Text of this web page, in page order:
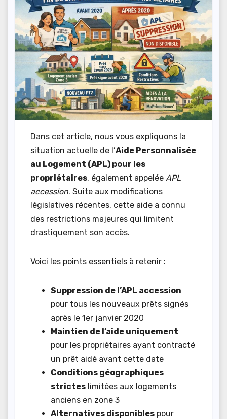
Dans cet article, nous vous expliquons la
situation actuelle de l’Aide Personnalisée
au Logement (APL) pour les
propriétaires, également appelée APL
accession. Suite aux modifications
législatives récentes, cette aide a connu
des restrictions majeures qui limitent
drastiquement son accès.
Voici les points essentiels à retenir :
Suppression de l’APL accession
pour tous les nouveaux prêts signés
après le 1er janvier 2020
Maintien de l’aide uniquement
pour les propriétaires ayant contracté
un prêt aidé avant cette date
Conditions géographiques
strictes limitées aux logements
anciens en zone 3
Alternatives disponibles pour